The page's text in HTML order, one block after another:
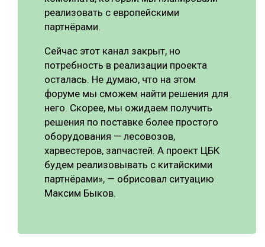
реализовать с европейскими
партнёрами.
Сейчас этот канал закрыт, но
потребность в реализации проекта
осталась. Не думаю, что на этом
форуме мы сможем найти решения для
него. Скорее, мы ожидаем получить
решения по поставке более простого
оборудования — лесовозов,
харвестеров, запчастей. А проект ЦБК
будем реализовывать с китайскими
партнёрами», — обрисовал ситуацию
Максим Быков.